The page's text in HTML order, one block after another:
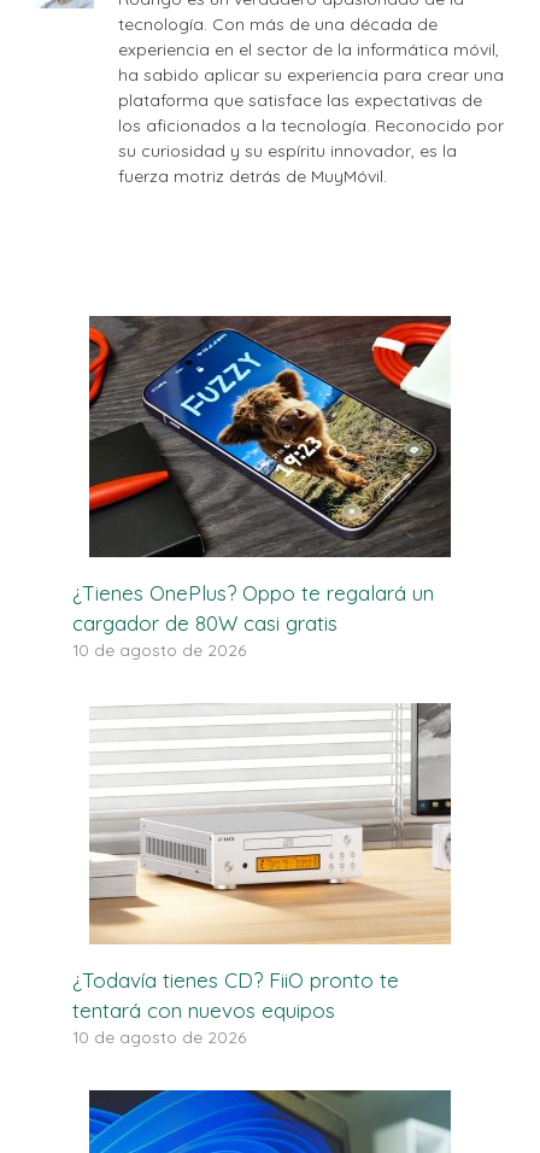
tecnología. Con más de una década de
experiencia en el sector de la informática móvil,
ha sabido aplicar su experiencia para crear una
plataforma que satisface las expectativas de
los aficionados a la tecnología. Reconocido por
su curiosidad y su espíritu innovador, es la
fuerza motriz detrás de MuyMóvil.
¿Tienes OnePlus? Oppo te regalará un
cargador de 80W casi gratis
10 de agosto de 2026
¿Todavía tienes CD? FiiO pronto te
tentará con nuevos equipos
10 de agosto de 2026